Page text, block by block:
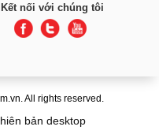
Kết nối với chúng tôi
All rights reserved.
bản desktop